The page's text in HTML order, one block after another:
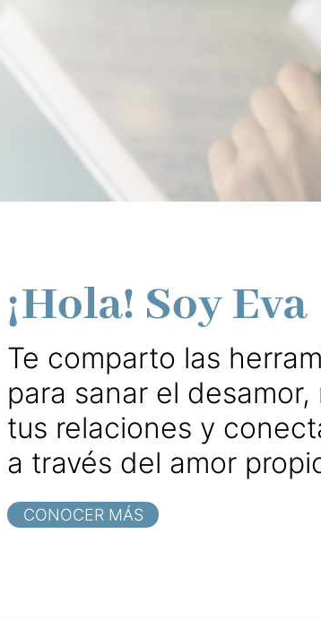
¡Hola! Soy Eva
Te comparto las
para sanar el desamor,
tus relaciones y
a través del amor
CONOCER MÁS